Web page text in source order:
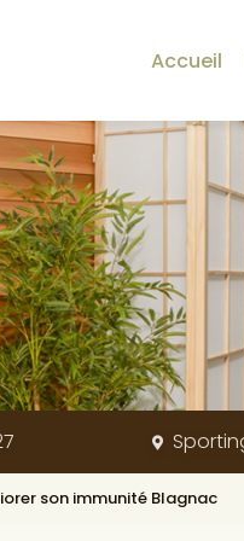
Accueil
son immunité Blagnac